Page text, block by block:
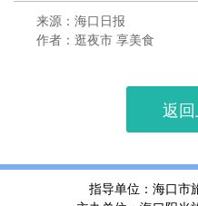
来源：海口日报
作者：逛夜市 享美食
返
指导单位：海口市